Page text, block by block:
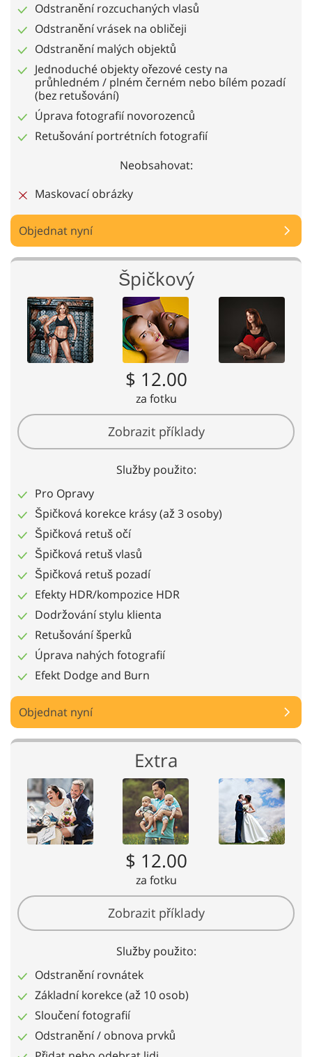
Odstranění rozcuchaných vlasů
Odstranění vrásek na obličeji
Odstranění malých objektů
Jednoduché objekty ořezové cesty na
průhledném / plném černém nebo bílém pozadí
(bez retušování)
Úprava fotografií novorozenců
Retušování portrétních fotografií
Neobsahovat:
Maskovací obrázky
Objednat nyní
Špičkový
$ 12.00
za fotku
Zobrazit příklady
Služby použito:
Pro Opravy
Špičková korekce krásy (až 3 osoby)
Špičková retuš očí
Špičková retuš vlasů
Špičková retuš pozadí
Efekty HDR/kompozice HDR
Dodržování stylu klienta
Retušování šperků
Úprava nahých fotografií
Efekt Dodge and Burn
Objednat nyní
Extra
$ 12.00
za fotku
Zobrazit příklady
Služby použito:
Odstranění rovnátek
Základní korekce (až 10 osob)
Sloučení fotografií
Odstranění / obnova prvků